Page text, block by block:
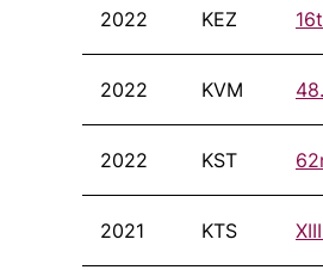
2022 KEZ
2022 KVM
2022 KST
2021 KTS